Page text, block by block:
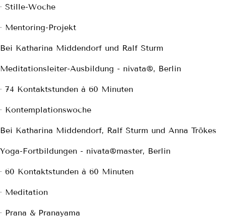
· Stille-Woche
· Mentoring-Projekt
Bei Katharina Middendorf und Ralf Sturm
Meditationsleiter-Ausbildung - nivata®, Berlin
· 74 Kontaktstunden à 60 Minuten
· Kontemplationswoche
Bei Katharina Middendorf, Ralf Sturm und Anna Trökes
Yoga-Fortbildungen - nivata®master, Berlin
· 60 Kontaktstunden à 60 Minuten
· Meditation
· Prana & Pranayama